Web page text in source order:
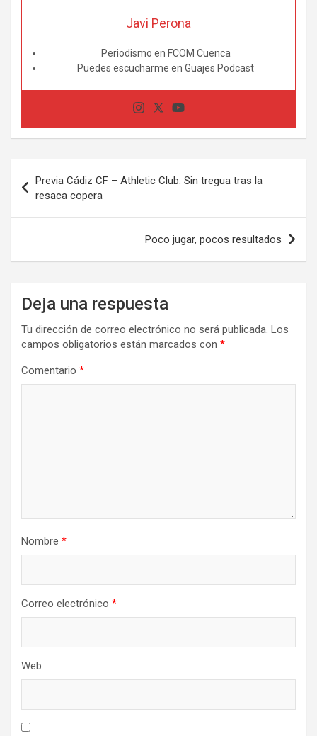
Javi Perona
Periodismo en FCOM Cuenca
Puedes escucharme en Guajes Podcast
de
entradas
Previa Cádiz CF – Athletic Club: Sin tregua tras la
resaca copera
Poco jugar, pocos resultados
Deja una respuesta
Tu dirección de correo electrónico no será publicada. Los
campos obligatorios están marcados con *
Comentario *
Nombre *
Correo electrónico *
Web